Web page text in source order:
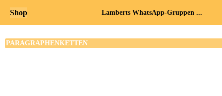
Shop Lamberts WhatsApp-Gruppen ...